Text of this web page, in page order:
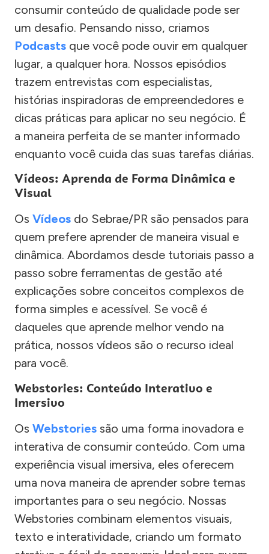
consumir conteúdo de qualidade pode ser
um desafio. Pensando nisso, criamos
Podcasts que você pode ouvir em qualquer
lugar, a qualquer hora. Nossos episódios
trazem entrevistas com especialistas,
histórias inspiradoras de empreendedores e
dicas práticas para aplicar no seu negócio. É
a maneira perfeita de se manter informado
enquanto você cuida das suas tarefas diárias.
Vídeos: Aprenda de Forma Dinâmica e
Visual
Os Vídeos do Sebrae/PR são pensados para
quem prefere aprender de maneira visual e
dinâmica. Abordamos desde tutoriais passo a
passo sobre ferramentas de gestão até
explicações sobre conceitos complexos de
forma simples e acessível. Se você é
daqueles que aprende melhor vendo na
prática, nossos vídeos são o recurso ideal
para você.
Webstories: Conteúdo Interativo e
Imersivo
Os Webstories são uma forma inovadora e
interativa de consumir conteúdo. Com uma
experiência visual imersiva, eles oferecem
uma nova maneira de aprender sobre temas
importantes para o seu negócio. Nossas
Webstories combinam elementos visuais,
texto e interatividade, criando um formato